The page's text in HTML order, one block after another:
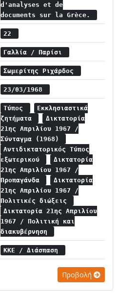
d'analyses et de
documents sur la Grèce.
22
Γαλλία / Παρίσι
Σωμερίτης Ριχάρδος
23/03/1968
Τύπος
Εκκλησιαστικά
ζητήματα
Δικτατορία
21ης Απριλίου 1967 /
Σύνταγμα (1968)
Αντιδικτατορικός Τύπος
εξωτερικού
Δικτατορία
21ης Απριλίου 1967 /
Προπαγάνδα
Δικτατορία
21ης Απριλίου 1967 /
Πολιτικές διώξεις
Δικτατορία 21ης Απριλίου
1967 / Πολιτική και
διακυβέρνηση
ΚΚΕ / Διάσπαση
Προβολή